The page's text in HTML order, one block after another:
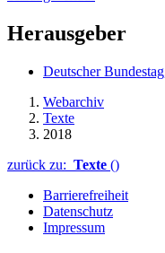
Herausgeber
Deutscher
Webarchiv
Texte
2018
zurück zu: Texte ()
Barrierefreiheit
Datenschutz
Impressum